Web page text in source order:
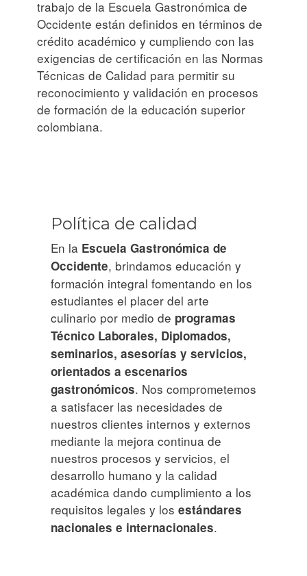
trabajo de la Escuela Gastronómica de
Occidente están definidos en términos de
crédito académico y cumpliendo con las
exigencias de certificación en las Normas
Técnicas de Calidad para permitir su
reconocimiento y validación en procesos
de formación de la educación superior
colombiana.
Política de calidad
En la Escuela Gastronómica de
Occidente, brindamos educación y
formación integral fomentando en los
estudiantes el placer del arte
culinario por medio de programas
Técnico Laborales, Diplomados,
seminarios, asesorías y servicios,
orientados a escenarios
gastronómicos. Nos comprometemos
a satisfacer las necesidades de
nuestros clientes internos y externos
mediante la mejora continua de
nuestros procesos y servicios, el
desarrollo humano y la calidad
académica dando cumplimiento a los
requisitos legales y los estándares
nacionales e internacionales.